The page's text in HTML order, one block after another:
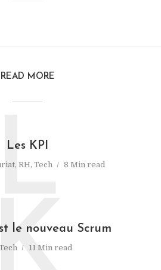
READ MORE
Les KPI
, RH, Tech 8 Min read
le nouveau Scrum
11 Min read